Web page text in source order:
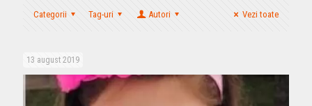
Categorii Tag-uri Autori Vezi toate
13 august 2019